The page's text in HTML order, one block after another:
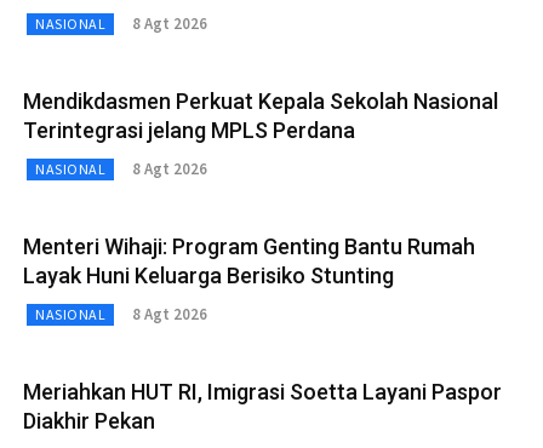
NASIONAL 8 Agt 2026
Mendikdasmen Perkuat Kepala Sekolah Nasional
Terintegrasi jelang MPLS Perdana
NASIONAL 8 Agt 2026
Menteri Wihaji: Program Genting Bantu Rumah
Layak Huni Keluarga Berisiko Stunting
NASIONAL 8 Agt 2026
Meriahkan HUT RI, Imigrasi Soetta Layani Paspor
Diakhir Pekan